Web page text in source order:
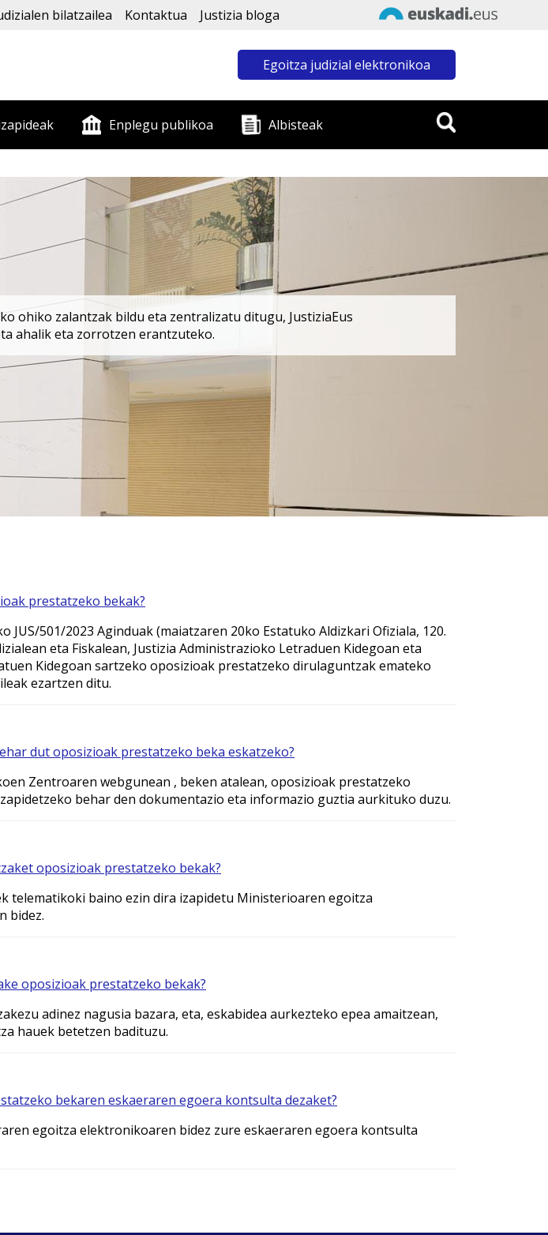
bilatzailea Kontaktua Justizia bloga
Egoitza judizial elektronikoa
Enplegu publikoa Albisteak
ohiko zalantzak bildu eta zentralizatu ditugu, JustiziaEus
ahalik eta zorrotzen erantzuteko.
prestatzeko bekak?
JUS/501/2023 Aginduak (maiatzaren 20ko Estatuko Aldizkari Ofiziala, 120.
eta Fiskalean, Justizia Administrazioko Letraduen Kidegoan eta
Kidegoan sartzeko oposizioak prestatzeko dirulaguntzak emateko
ezartzen ditu.
dut oposizioak prestatzeko beka eskatzeko?
Zentroaren webgunean , beken atalean, oposizioak prestatzeko
behar den dokumentazio eta informazio guztia aurkituko duzu.
oposizioak prestatzeko bekak?
telematikoki baino ezin dira izapidetu Ministerioaren egoitza
bidez.
oposizioak prestatzeko bekak?
adinez nagusia bazara, eta, eskabidea aurkezteko epea amaitzean,
hauek betetzen badituzu.
bekaren eskaeraren egoera kontsulta dezaket?
egoitza elektronikoaren bidez zure eskaeraren egoera kontsulta